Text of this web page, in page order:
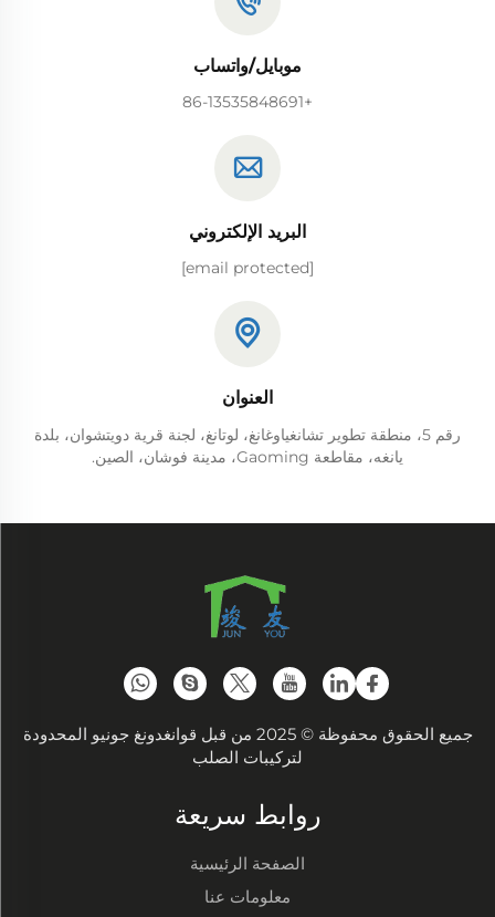
موبايل/واتساب
+86-13535848691
البريد الإلكتروني
[email protected]
العنوان
رقم 5، منطقة تطوير تشانغياوغانغ، لوتانغ، لجنة قرية دويتشوان، بلدة
يانغه، مقاطعة Gaoming، مدينة فوشان، الصين.
جميع الحقوق محفوظة © 2025 من قبل قوانغدونغ جونيو المحدودة
لتركيبات الصلب
روابط سريعة
الصفحة الرئيسية
معلومات عنا